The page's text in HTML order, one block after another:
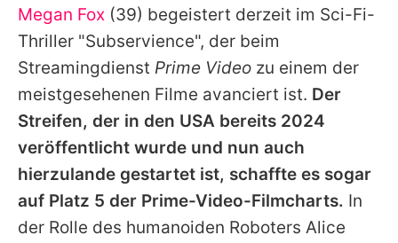
Alle Themen auf Promiflash
Jobs
App runterladen
Team
Redaktionelle Richtlinien
Impressum
Megan Fox (39) begeistert derzeit im Sci-Fi-
Thriller "Subservience", der beim
Streamingdienst Prime Video zu einem der
meistgesehenen Filme avanciert ist. Der
Streifen, der in den USA bereits 2024
veröffentlicht wurde und nun auch
hierzulande gestartet ist, schaffte es sogar
auf Platz 5 der Prime-Video-Filmcharts. In
der Rolle des humanoiden Roboters Alice